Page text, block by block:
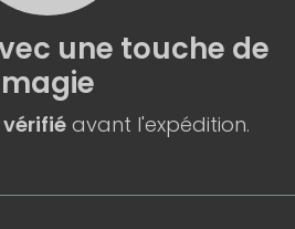
une touche de
magie
vérifiéavant l'expédition.